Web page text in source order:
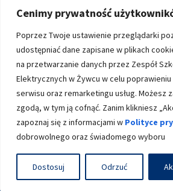
Cenimy prywatność
Poprzez Twoje ustawienie przeglądarki
udostępniać dane zapisane w plikach
na przetwarzanie danych przez Zespół
Elektrycznych w Żywcu w celu
serwisu oraz remarketingu usług. Możesz
zgodą, w tym ją cofnąć. Zanim klikniesz
zapoznaj się z informacjami w Polityce
dobrowolnego oraz świadomego wyboru
Dostosuj Odrzuć
ARCHIWALNA WERSJA